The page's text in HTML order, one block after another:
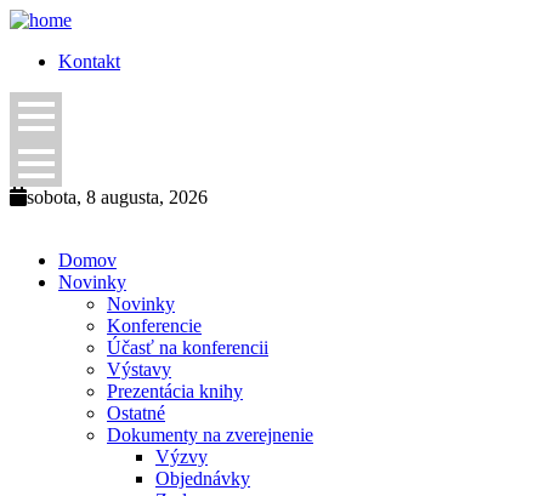
Kontakt
sobota, 8 augusta, 2026
Domov
Novinky
Novinky
Konferencie
Účasť na konferencii
Výstavy
Prezentácia knihy
Ostatné
Dokumenty na zverejnenie
Výzvy
Objednávky